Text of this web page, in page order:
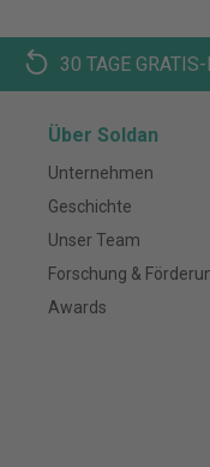
30 TAGE
Über Soldan
Unternehmen
Geschichte
Unser Team
Forschung &
Awards